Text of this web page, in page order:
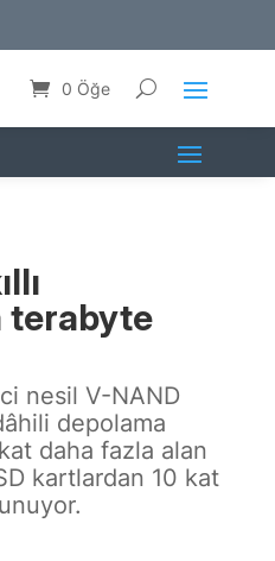
0 Öğe
terabyte
nesil V-NAND
depolama
daha fazla alan
kartlardan 10 kat